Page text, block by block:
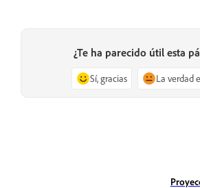
¿Te ha parecido útil esta
Sí, gracias La verdad